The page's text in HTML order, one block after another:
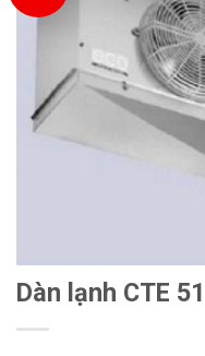
Dàn lạnh CTE